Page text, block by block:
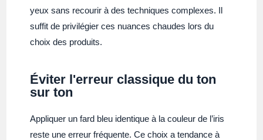
yeux sans recourir à des techniques complexes. Il
suffit de privilégier ces nuances chaudes lors du
choix des produits.
Éviter l'erreur classique du ton
sur ton
Appliquer un fard bleu identique à la couleur de l’iris
reste une erreur fréquente. Ce choix a tendance à